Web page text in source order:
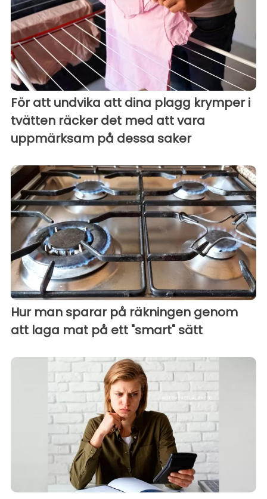
För att undvika att dina plagg krymper i
tvätten räcker det med att vara
uppmärksam på dessa saker
Hur man sparar på räkningen genom
att laga mat på ett "smart" sätt